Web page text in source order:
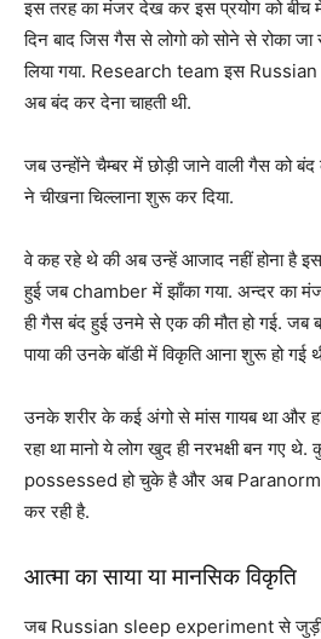
इस तरह का मंजर देख कर इस प्रयोग को बीच
दिन बाद जिस गैस से लोगो को सोने से रोका
लिया गया. Research team इस
अब बंद कर देना चाहती थी.
जब उन्होंने चैम्बर में छोड़ी जाने वाली गैस को
ने चीखना चिल्लाना शुरू कर दिया.
वे कह रहे थे की अब उन्हें आजाद नहीं होना है
हुई जब chamber में झाँका गया. अन्दर का
ही गैस बंद हुई उनमे से एक की मौत हो गई. जब
पाया की उनके बॉडी में विकृति आना शुरू हो गई
उनके शरीर के कई अंगो से मांस गायब था और
रहा था मानो ये लोग खुद ही नरभक्षी बन गए
possessed हो चुके है और अब
कर रही है.
आत्मा का साया या मानसिक विकृति
जब Russian sleep experiment से